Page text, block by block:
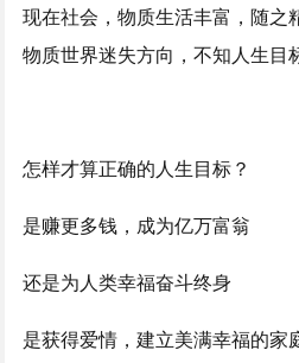
现在社会，物质生活丰富，随之
物质世界迷失方向，不知人生目
怎样才算正确的人生目标？
是赚更多钱，成为亿万富翁
还是为人类幸福奋斗终身
是获得爱情，建立美满幸福的家